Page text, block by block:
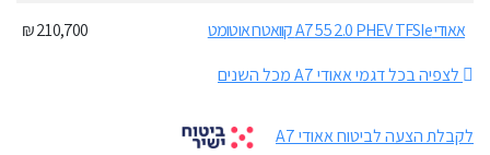
אאודי A7 55 2.0 PHEV TFSIe קוואטרו אוטומט
210,700 ₪
לצפיה בכל דגמי אאודי A7 מכל השנים
לקבלת הצעה לביטוח אאודי A7